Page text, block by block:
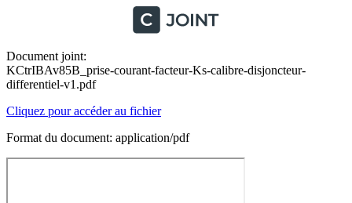
Document joint:
KCtrIBAv85B_prise-courant-facteur-Ks-calibre-disjoncteur-
differentiel-v1.pdf
Cliquez pour accéder au fichier
Format du document: application/pdf